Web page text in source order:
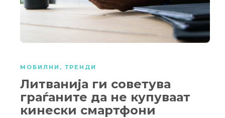
МОБИЛНИ , ТРЕНДИ
Литванија ги советува
граѓаните да не купуваат
кинески смартфони